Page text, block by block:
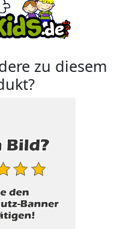
zu diesem